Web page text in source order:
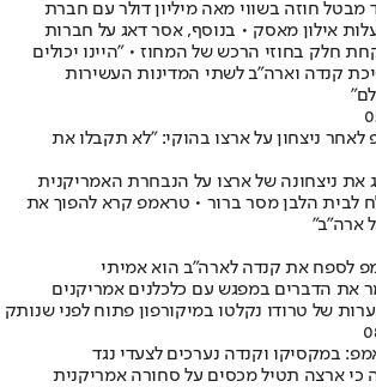
מבטל חוזה בשווי מאה מיליון דולר עם חברת
אילון מאסק • בנוסף, אסר דאג על חברות
חלק בחוזי הרכש של המחוז • "היינו יכולים
קנדה וארה"ב לשתי המדינות העשירות
ניצחון על ארצו בהוקי: "לא תקבלו את
ניצחונה של ארצו על הנבחרת האמריקנית
ושלח לבית הלבן מסר ברור • טראמפ קרא להפוך את
לספח את קנדה לארה"ב הוא אמיתי
הדברים במפגש עם כלכלנים אמריקנים
של טרודו נקלטו במיקורפון פתוח לפני שנותק
במקסיקו וקנדה נערכים לצעדי נגד
כי ארצה תטיל מכסים על סחורה אמריקנית